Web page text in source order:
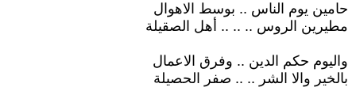
حامين يوم الناس .. بوسط الاهوال
مطيرين الروس .. .. .. أهل الصقيلة
واليوم حكم الدين .. وفرق الاعمال
بالخير والا الشر .. .. صفر الحصيلة